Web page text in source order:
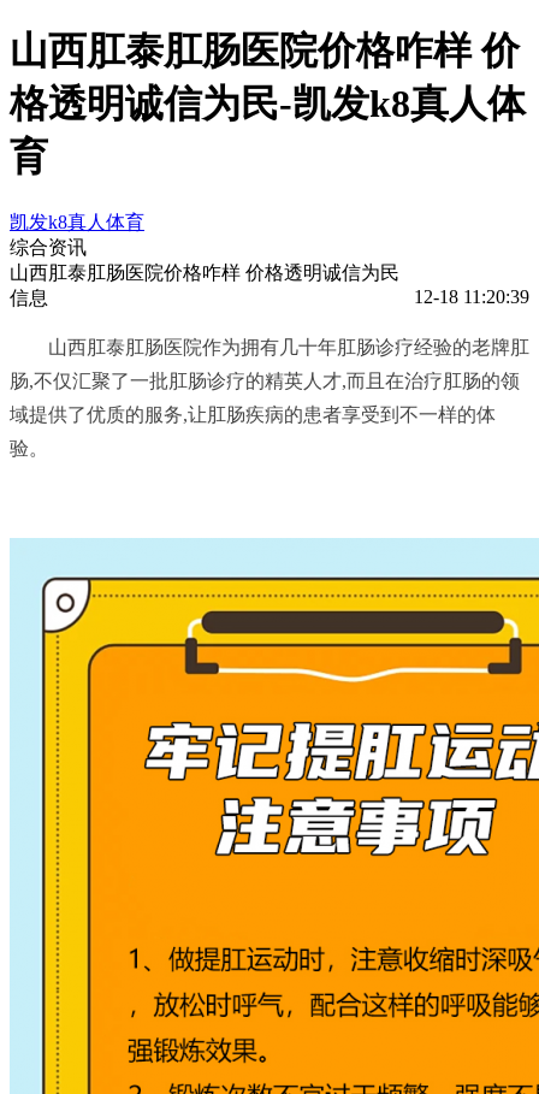
山西肛泰肛肠医院价格咋样 价
格透明诚信为民-凯发k8真人体
育
凯发k8真人体育
综合资讯
山西肛泰肛肠医院价格咋样 价格透明诚信为民
信息
12-18 11:20:39
山西肛泰肛肠医院作为拥有几十年肛肠诊疗经验的老牌肛
肠,不仅汇聚了一批肛肠诊疗的精英人才,而且在治疗肛肠的领
域提供了优质的服务,让肛肠疾病的患者享受到不一样的体
验。